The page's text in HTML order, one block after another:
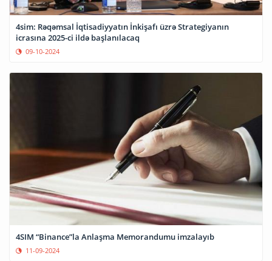
4sim: Rəqəmsal İqtisadiyyatın İnkişafı üzrə Strategiyanın
icrasına 2025-ci ildə başlanılacaq
09-10-2024
4SIM “Binance”la Anlaşma Memorandumu imzalayıb
11-09-2024